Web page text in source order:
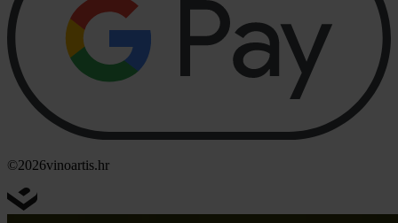
©2026vinoartis.hr